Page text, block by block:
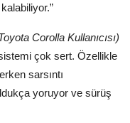
Corolla Kullanıcısı)
çok sert. Özellikle
sarsıntı
yoruyor ve sürüş